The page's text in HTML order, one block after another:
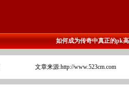
如何成为传奇中真正的pk
文章来源:http://www.523cm.com